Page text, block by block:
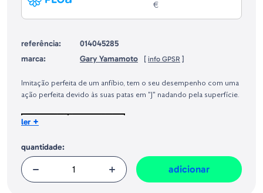
€
referência:
014045285
marca:
Gary Yamamoto [ info GPSR ]
Europeia, dos produtos da marca, conforme requerido no Regulamento
Geral sobre a Segurança dos Produtos (GPSR):
Imitação perfeita de um anfíbio, tem o seu desempenho com uma
ação perfeita devido às suas patas em "J" nadando pela superfície.
ler +
quantidade:
adicionar